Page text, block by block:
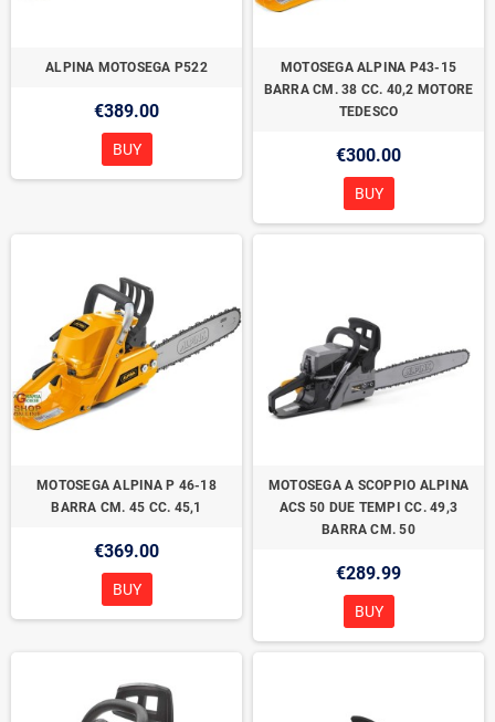
ALPINA MOTOSEGA P522
€389.00
BUY
MOTOSEGA ALPINA P43-15
BARRA CM. 38 CC. 40,2 MOTORE
TEDESCO
€300.00
BUY
MOTOSEGA ALPINA P 46-18
BARRA CM. 45 CC. 45,1
€369.00
BUY
MOTOSEGA A SCOPPIO ALPINA
ACS 50 DUE TEMPI CC. 49,3
BARRA CM. 50
€289.99
BUY